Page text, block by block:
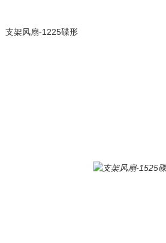
支架风扇-1225碟形